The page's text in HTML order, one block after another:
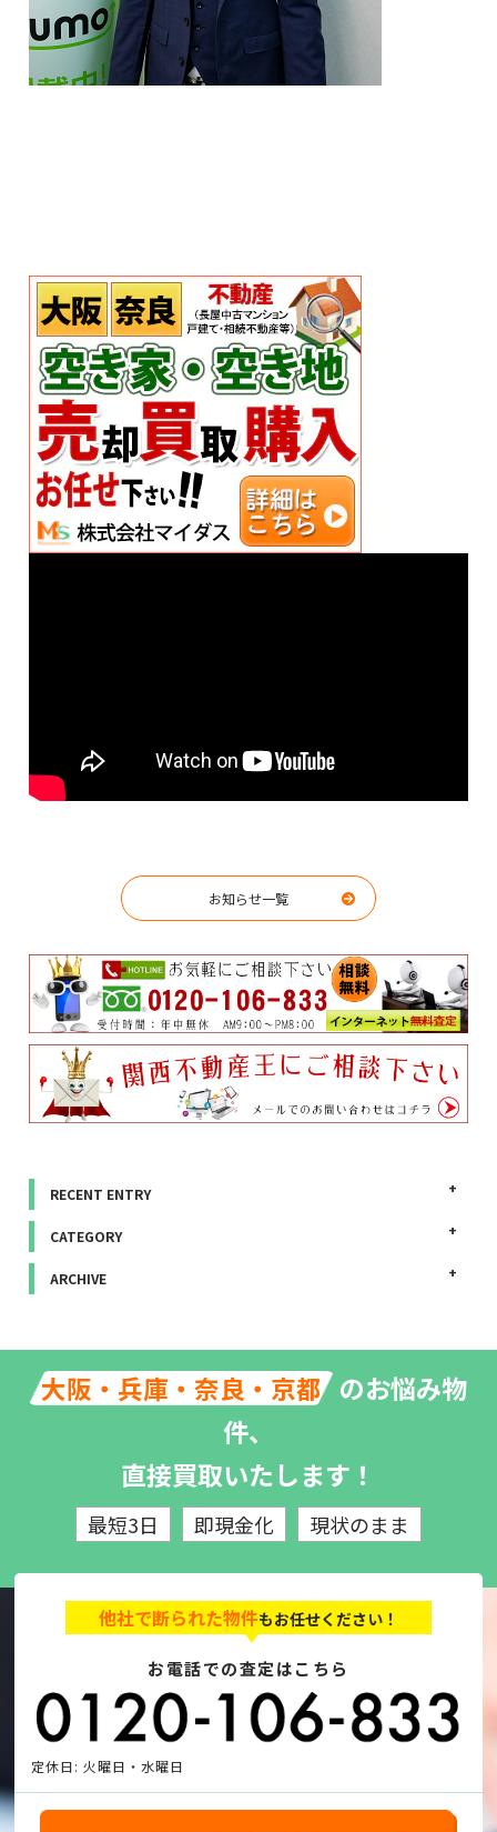
お知らせ一覧
RECENT ENTRY
CATEGORY
ARCHIVE
大阪・兵庫・奈良・京都 のお悩み物
件、
直接買取いたします！
最短3日 即現金化 現状のまま
他社で断られた物件もお任せください！
お電話での査定はこちら
定休日: 火曜日・水曜日